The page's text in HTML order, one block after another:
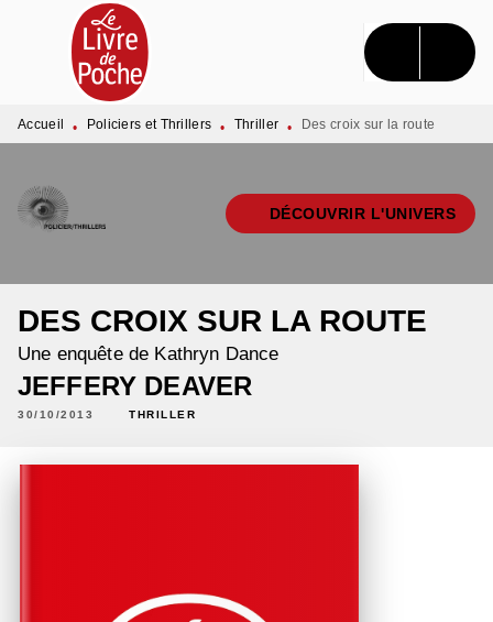
MENU RECHERCHE CONTENU
PIED DE PAGE
Accueil • Policiers et Thrillers • Thriller • Des croix sur la route
DÉCOUVRIR L'UNIVERS
DES CROIX SUR LA ROUTE
Une enquête de Kathryn Dance
JEFFERY DEAVER
30/10/2013 THRILLER